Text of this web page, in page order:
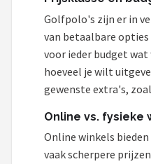
Golfpolo's zijn er in
van betaalbare
voor ieder budget
hoeveel je wilt
gewenste extra's,
Online vs. fysieke
Online winkels
vaak scherpere